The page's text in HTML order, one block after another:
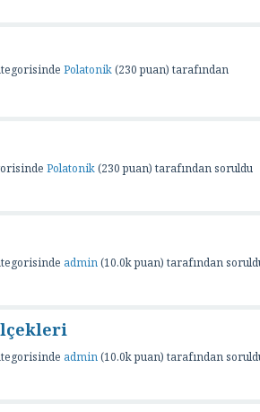
Polatonik(230puan) tarafından
Polatonik(230puan) tarafından soruldu
admin(10.0kpuan) tarafından
admin(10.0kpuan) tarafından